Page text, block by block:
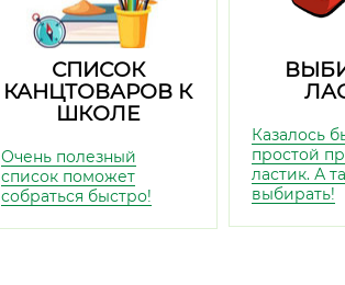
СПИСОК
КАНЦТОВАРОВ К
ШКОЛЕ
Очень полезный
список поможет
собраться быстро!
Казалось
простой
ластик. А
выбирать!